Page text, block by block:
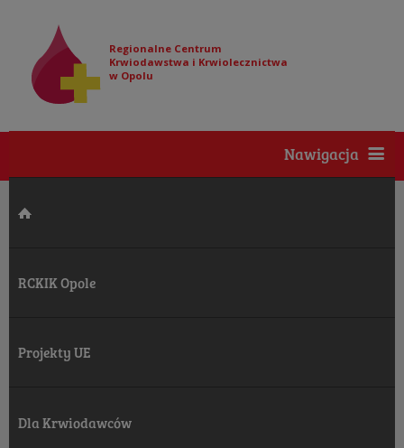
Regionalne Centrum
Krwiodawstwa i Krwiolecznictwa
w Opolu
Nawigacja
RCKIK Opole
Projekty UE
Dla Krwiodawców